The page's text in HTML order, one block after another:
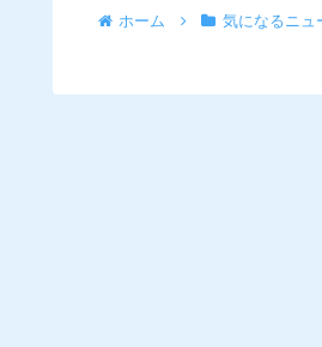
ホーム 気になるニュ